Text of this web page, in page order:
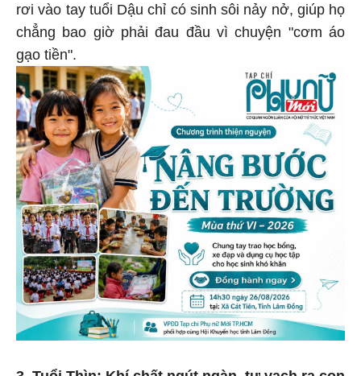
rơi vào tay tuổi Dậu chỉ có sinh sôi nảy nở, giúp họ
chẳng bao giờ phải đau đầu vì chuyện "cơm áo
gạo tiền".